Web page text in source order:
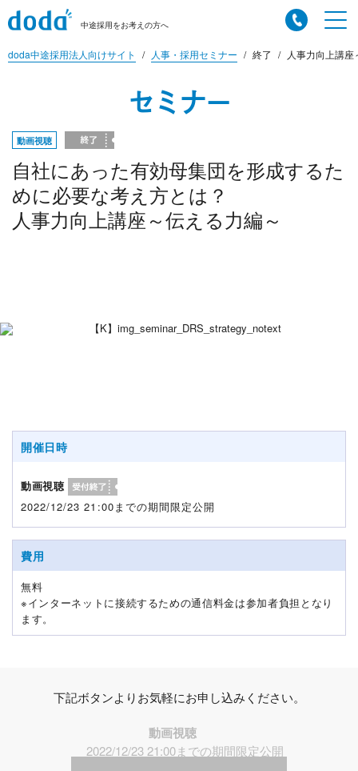
中途採用をお考えの方へ
doda中途採用法人向けサイト 人事・採用セミナー 終了 人事力向上講
セミナー
動画視聴
自社にあった有効母集団を形成するた
めに必要な考え方とは？
人事力向上講座～伝える力編～
開催日時
動画視聴
2022/12/23 21:00までの期間限定公開
費用
無料
※インターネットに接続するための通信料金は参加者負担となり
ます。
下記ボタンよりお気軽にお申し込みください。
動画視聴
2022/12/23 21:00までの期間限定公開